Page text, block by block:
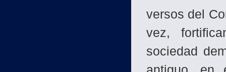
versos del
vez,
sociedad